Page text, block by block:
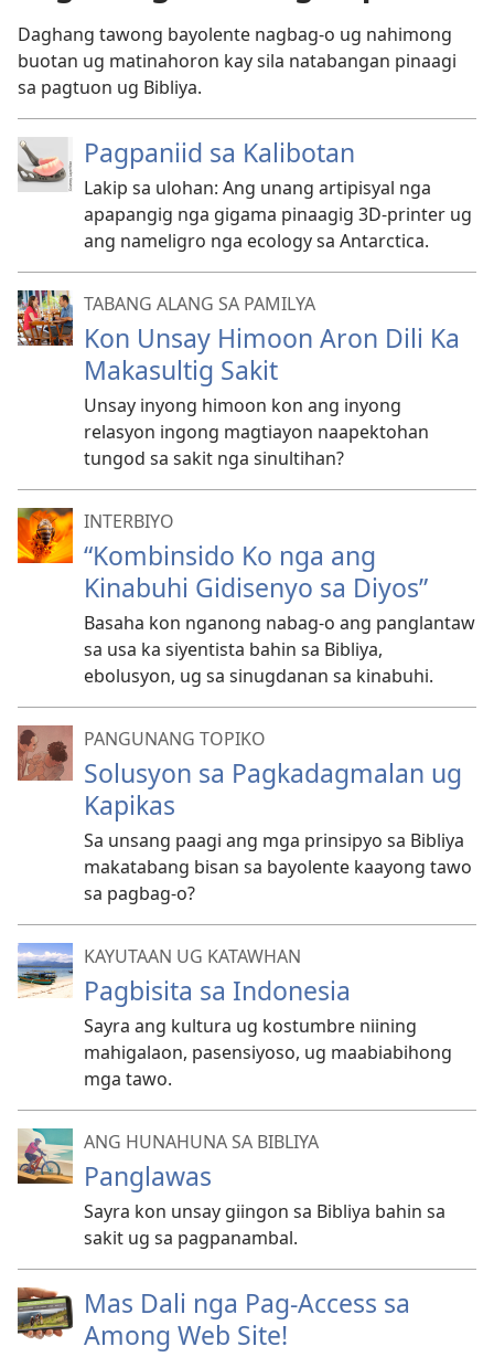
Daghang tawong bayolente nagbag-o ug nahimong
buotan ug matinahoron kay sila natabangan pinaagi
sa pagtuon ug Bibliya.
Pagpaniid sa Kalibotan
Lakip sa ulohan: Ang unang artipisyal nga
apapangig nga gigama pinaagig 3D-printer ug
ang nameligro nga ecology sa Antarctica.
TABANG ALANG SA PAMILYA
Kon Unsay Himoon Aron Dili Ka
Makasultig Sakit
Unsay inyong himoon kon ang inyong
relasyon ingong magtiayon naapektohan
tungod sa sakit nga sinultihan?
INTERBIYO
“Kombinsido Ko nga ang
Kinabuhi Gidisenyo sa Diyos”
Basaha kon nganong nabag-o ang panglantaw
sa usa ka siyentista bahin sa Bibliya,
ebolusyon, ug sa sinugdanan sa kinabuhi.
PANGUNANG TOPIKO
Solusyon sa Pagkadagmalan ug
Kapikas
Sa unsang paagi ang mga prinsipyo sa Bibliya
makatabang bisan sa bayolente kaayong tawo
sa pagbag-o?
KAYUTAAN UG KATAWHAN
Pagbisita sa Indonesia
Sayra ang kultura ug kostumbre niining
mahigalaon, pasensiyoso, ug maabiabihong
mga tawo.
ANG HUNAHUNA SA BIBLIYA
Panglawas
Sayra kon unsay giingon sa Bibliya bahin sa
sakit ug sa pagpanambal.
Mas Dali nga Pag-Access sa
Among Web Site!